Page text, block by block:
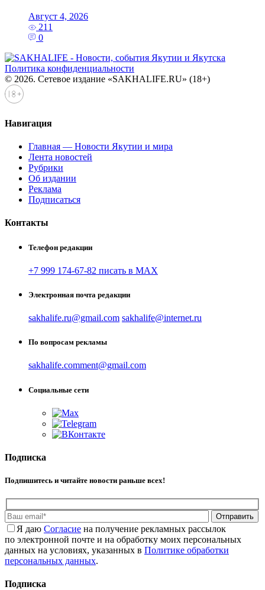
Август 4, 2026
211
0
Политика конфиденциальности
© 2026. Сетевое издание «SAKHALIFE.RU» (18+)
Навигация
Главная — Новости Якутии и мира
Лента новостей
Рубрики
Об издании
Реклама
Подписаться
Контакты
Телефон редакции
+7 999 174-67-82 писать в MAX
Электронная почта редакции
sakhalife.ru@gmail.com sakhalife@internet.ru
По вопросам рекламы
sakhalife.comment@gmail.com
Социальные сети
Подписка
Подпишитесь и читайте новости раньше всех!
Отправить
Я даю Cогласие на получение рекламных рассылок
по электронной почте и на обработку моих персональных
данных на условиях, указанных в Политике обработки
персональных данных.
Подписка